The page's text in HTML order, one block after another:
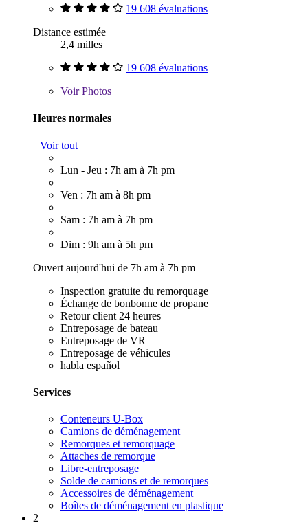
19 608 évaluations
Distance estimée
2,4 milles
19 608 évaluations
VoirPhotos
Heures normales
Voir tout
Lun - Jeu : 7h am à 7h pm
Ven : 7h am à 8h pm
Sam : 7h am à 7h pm
Dim : 9h am à 5h pm
Ouvert aujourd'hui de 7h am à 7h pm
Inspection gratuite du remorquage
Échange de bonbonne de propane
Retour client 24 heures
Entreposage de bateau
Entreposage de VR
Entreposage de véhicules
habla español
Services
Conteneurs U-Box
Camions de déménagement
Remorques et remorquage
Attaches de remorque
Libre-entreposage
Solde de camions et de remorques
Accessoires de déménagement
Boîtes de déménagement en plastique
2